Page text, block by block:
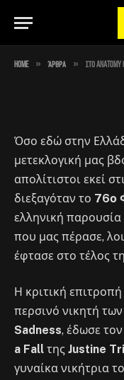
Home » Άρθρα » Στο Anatomy of a
βαβεία
Όσο εδώ στην
μετεκλογική μας
απολίτιστοι εκεί
διεξαγόταν το 76ο
ελληνική
που μας πέρασε,
έφτασε στο τέλος
Η κριτική
περσινό νικητή
Sadness, έδωσε
a Fall της Justine
γυναίκα νικήτρια